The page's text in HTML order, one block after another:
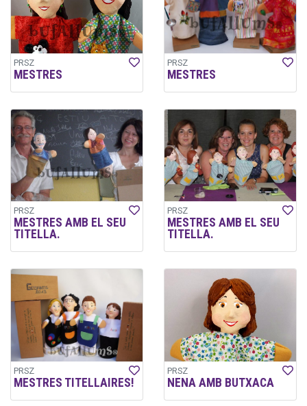
PRSZ
MESTRES
PRSZ
MESTRES
PRSZ
MESTRES AMB EL SEU
TITELLA.
PRSZ
MESTRES AMB EL SEU
TITELLA.
PRSZ
MESTRES TITELLAIRES!
PRSZ
NENA AMB BUTXACA